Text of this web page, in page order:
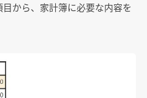
から、家計簿に必要な内容を